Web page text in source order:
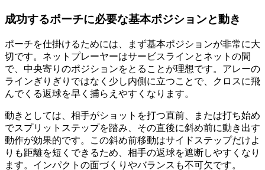
成功するポーチに必要な基本ポジションと動き
ポーチを仕掛けるためには、まず基本ポジションが非常に大
切です。ネットプレーヤーはサービスラインとネットの間
で、中央寄りのポジションをとることが理想です。アレーの
ラインぎりぎりではなく少し内側に立つことで、クロスに飛
んでくる返球を早く捕らえやすくなります。
動きとしては、相手がショットを打つ直前、または打ち始め
でスプリットステップを踏み、その直後に斜め前に動き出す
動作が効果的です。この斜め前移動はサイドステップだけよ
りも距離を短くできるため、相手の返球を遮断しやすくなり
ます。インパクトの面づくりやバランスも不可欠です。